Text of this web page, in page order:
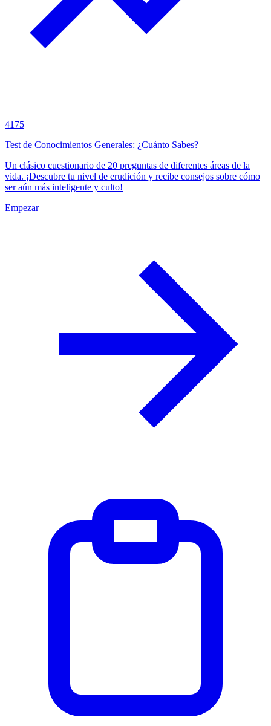
4175
Test de Conocimientos Generales: ¿Cuánto Sabes?
Un clásico cuestionario de 20 preguntas de diferentes áreas de la
vida. ¡Descubre tu nivel de erudición y recibe consejos sobre cómo
ser aún más inteligente y culto!
Empezar